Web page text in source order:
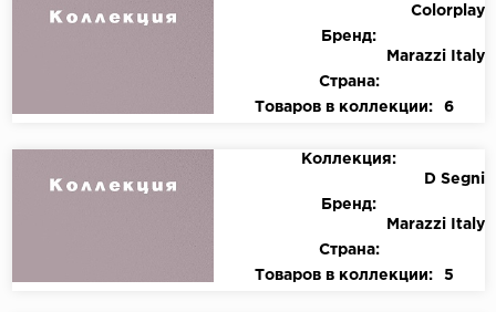
Colorplay
Бренд:
Marazzi Italy
Страна:
Товаров в коллекции:
6
Коллекция:
D Segni
Бренд:
Marazzi Italy
Страна:
Товаров в коллекции:
5